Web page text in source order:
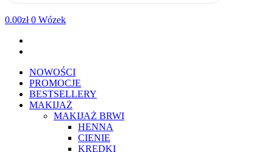
0.00zł 0 Wózek
NOWOŚCI
PROMOCJE
BESTSELLERY
MAKIJAŻ
MAKIJAŻ BRWI
HENNA
CIENIE
KREDKI